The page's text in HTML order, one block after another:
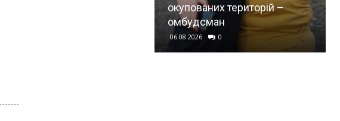
окупованих територій –
омбудсман
06.08.2026 0